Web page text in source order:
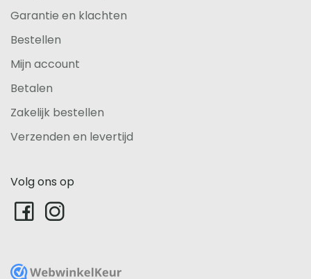
Garantie en klachten
Bestellen
Mijn account
Betalen
Zakelijk bestellen
Verzenden en levertijd
Volg ons op
WebwinkelKeur